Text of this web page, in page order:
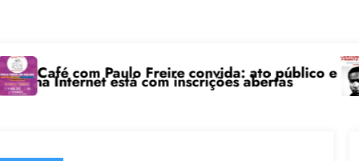
está com inscrições abertas
Paulo Freire convida: ato público e pedagógica